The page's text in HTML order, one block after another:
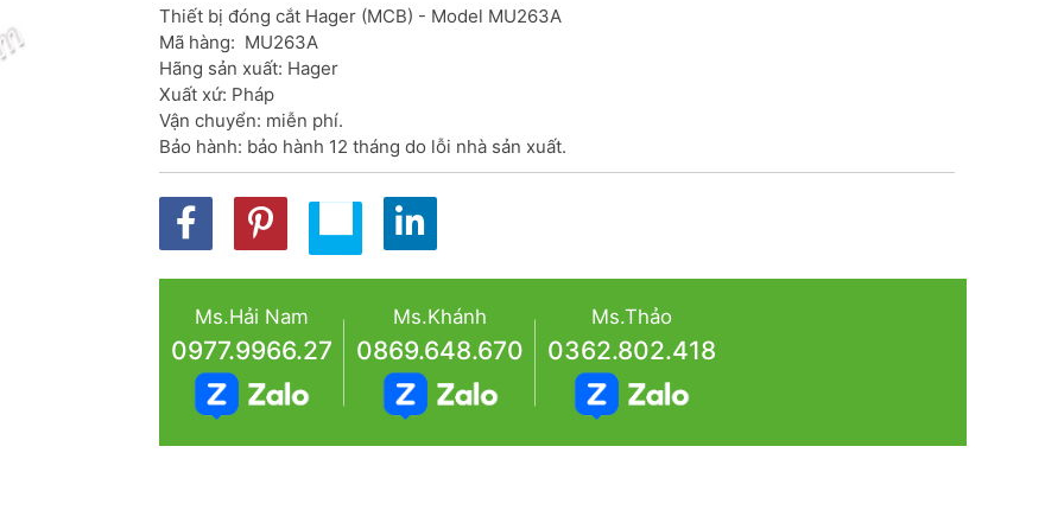
Thiết bị đóng cắt Hager (MCB) - Model MU263A
Mã hàng:  MU263A
Hãng sản xuất: Hager
Xuất xứ: Pháp
Vận chuyển: miễn phí.
Bảo hành: bảo hành 12 tháng do lỗi nhà sản xuất.
Ms.Hải Nam
0977.9966.27
Ms.Khánh
0869.648.670
Ms.Thảo
0362.802.418